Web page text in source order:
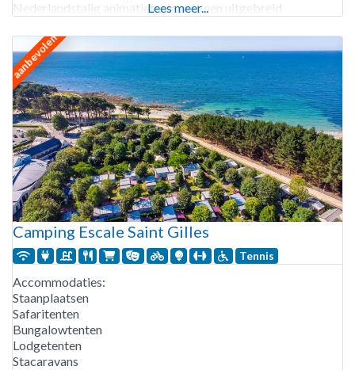
Nederlandstalig animatieteam met een uitgebreid
Lees meer...
aanbevolen
Camping Escale Saint Gilles
Tennis
Accommodaties:
Staanplaatsen
Safaritenten
Bungalowtenten
Lodgetenten
Stacaravans